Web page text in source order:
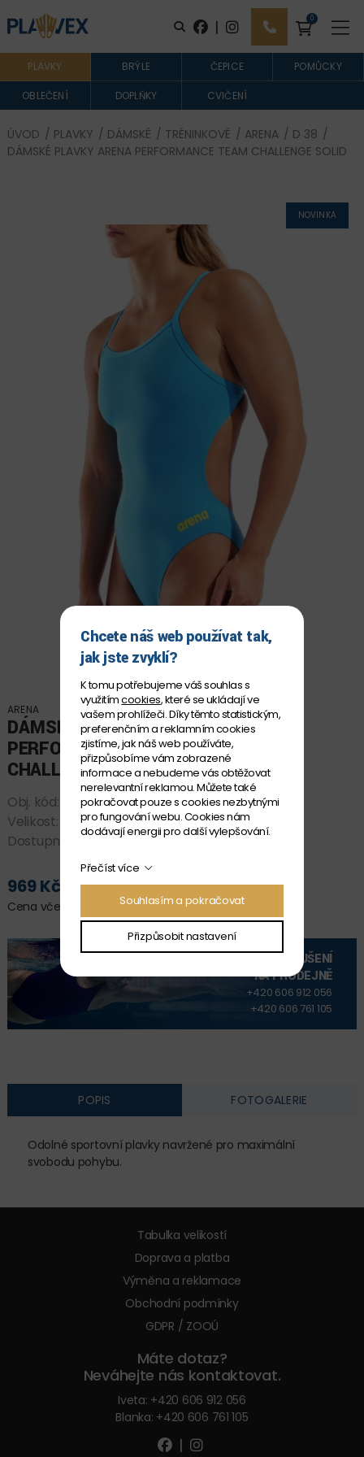
| 0
PLAVKY BRÝLE ČEPICE POMŮCKY
OBLEČENÍ DOPLŇKY CVIČENÍ
ÚVOD / PLAVKY / DÁMSKÉ / TRÉNINKOVÉ / ARENA / D 38 /
DÁMSKÉ PLAVKY ARENA PERFORMANCE TEAM CHALLENGE SOLID
NOVINKA
ARENA
DÁMSKÉ PLAVKY ARENA
PERFORMANCE TEAM
CHALLENGE SOLID
Obj. kód:
004766_802 D38
Velikost:
D 38
Dostupnost:SKLADEM
969 Kč
Cena včetně DPH
VYZKOUŠENÍ
NA PRODEJNĚ
+420 606 912 056
+420 606 761 105
POPIS FOTOGALERIE
Odolné sportovní plavky navržené pro maximální
svobodu pohybu.
Tabulka velikostí
Doprava a platba
Výměna a reklamace
Obchodní podmínky
GDPR / ZOOÚ
Máte dotaz?
Neváhejte nás kontaktovat.
Iveta: +420 606 912 056
Blanka: +420 606 761 105
|
Chcete náš web používat tak,
jak jste zvyklí?
K tomu potřebujeme váš souhlas s
využitímcookies, které se ukládají ve
vašem prohlížeči. Díky těmto statistickým,
preferenčním a reklamním cookies
zjistíme, jak náš web používáte,
přizpůsobíme vám zobrazené
informace a nebudeme vás obtěžovat
nerelevantní reklamou. Můžete také
pokračovat pouze s cookies nezbytnými
pro fungování webu. Cookies nám
dodávají energii pro další vylepšování.
Přečíst více
Souhlasím a pokračovat
Přizpůsobit nastavení